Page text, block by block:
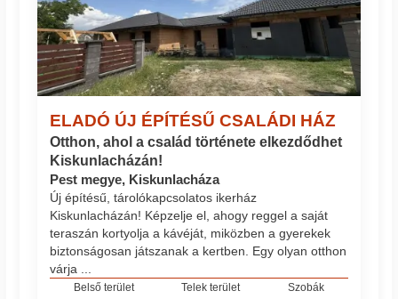
ELADÓ ÚJ ÉPÍTÉSŰ CSALÁDI HÁZ
Otthon, ahol a család története elkezdődhet
Kiskunlacházán!
Pest megye, Kiskunlacháza
Új építésű, tárolókapcsolatos ikerház
Kiskunlacházán! Képzelje el, ahogy reggel a saját
teraszán kortyolja a kávéját, miközben a gyerekek
biztonságosan játszanak a kertben. Egy olyan otthon
várja ...
Belső terület Telek terület Szobák